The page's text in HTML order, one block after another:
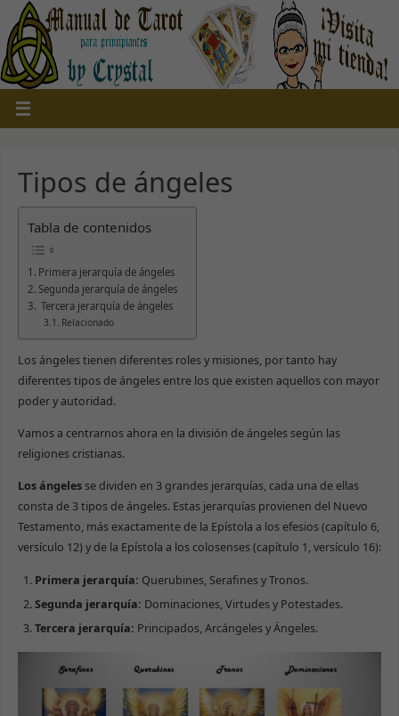
Tipos de ángeles
Tabla de contenidos
Primera jerarquía de ángeles
Segunda jerarquía de ángeles
Tercera jerarquía de ángeles
Relacionado
Los ángeles tienen diferentes roles y misiones, por tanto hay
diferentes tipos de ángeles entre los que existen aquellos con mayor
poder y autoridad.
Vamos a centrarnos ahora en la división de ángeles según las
religiones cristianas.
Los ángelesse dividen en 3 grandes jerarquías, cada una de ellas
consta de 3 tipos de ángeles. Estas jerarquías provienen del Nuevo
Testamento, más exactamente de la Epístola a los efesios (capítulo 6,
versículo 12) y de la Epístola a los colosenses (capítulo 1, versículo 16):
Primera jerarquía: Querubines, Serafines y Tronos.
Segunda jerarquía: Dominaciones, Virtudes y Potestades.
Tercera jerarquía: Principados, Arcángeles y Ángeles.